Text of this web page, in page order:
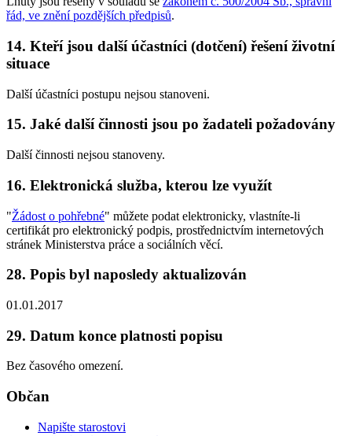
řád, ve znění pozdějších předpisů.
14. Kteří jsou další účastníci (dotčení) řešení životní
situace
Další účastníci postupu nejsou stanoveni.
15. Jaké další činnosti jsou po žadateli požadovány
Další činnosti nejsou stanoveny.
16. Elektronická služba, kterou lze využít
"Žádost o pohřebné" můžete podat elektronicky, vlastníte-li
certifikát pro elektronický podpis, prostřednictvím internetových
stránek Ministerstva práce a sociálních věcí.
28. Popis byl naposledy aktualizován
01.01.2017
29. Datum konce platnosti popisu
Bez časového omezení.
Občan
Napište starostovi